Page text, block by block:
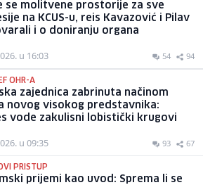
se molitvene prostorije za sve
na KCUS-u, reis Kavazović i Pilav
i o doniranju organa
u 16:03 54 94
OHR-A
zajednica zabrinuta načinom
novog visokog predstavnika:
vode zakulisni lobistički krugovi
u 09:35 93 67
PRISTUP
prijemi kao uvod: Sprema li se